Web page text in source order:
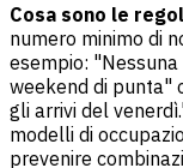
Cosa sono le
numero minimo di
esempio:
weekend di punta"
gli arrivi del
modelli di
prevenire